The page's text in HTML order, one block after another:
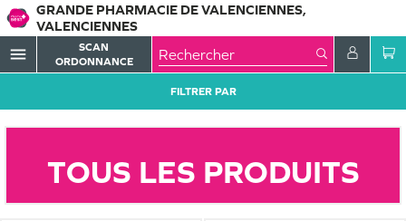
GRANDE PHARMACIE DE VALENCIENNES,
VALENCIENNES
menu
SCAN
ORDONNANCE
FILTRER PAR
TOUS LES PRODUITS